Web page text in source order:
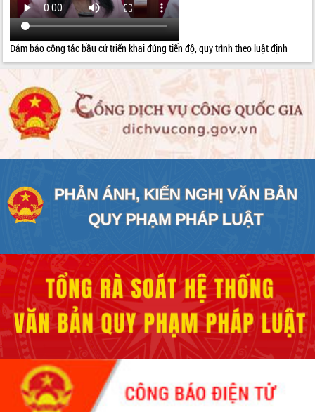
Đảm bảo công tác bầu cử triển khai đúng tiến độ, quy trình theo luật định